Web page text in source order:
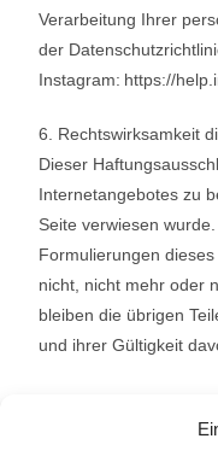
Verarbeitung Ihrer
der
Instagram: https://
6. Rechtswirksamkeit
Dieser
Internetangebotes zu
Seite verwiesen
Formulierungen
nicht, nicht mehr oder
bleiben die übrigen
und ihrer Gültigkeit